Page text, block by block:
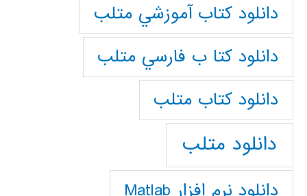
دانلود كتاب آموزشي متلب
دانلود كتا ب فارسي متلب
دانلود كتاب متلب
دانلود متلب
دانلود نرم افزار Matlab